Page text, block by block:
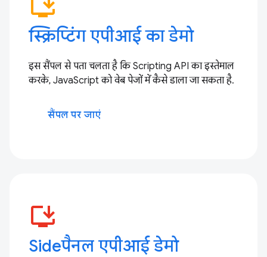
install_desktop
स्क्रिप्टिंग एपीआई का डेमो
इस सैंपल से पता चलता है कि Scripting API का इस्तेमाल
करके, JavaScript को वेब पेजों में कैसे डाला जा सकता है.
सैंपल पर जाएं
install_desktop
Sideपैनल एपीआई डेमो